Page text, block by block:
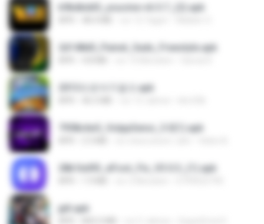
b9bdbdd5_youcine-v6.5.7_(2).apk
2d148d0_Painel_Sadx_Freestyle.apk
2013프로야구결크.apk
7958c6e5_VolppSensi_3.0(1).apk
28b1bd93_eFoot_Fix_V3.0.3_(1).apk
jplt.apk